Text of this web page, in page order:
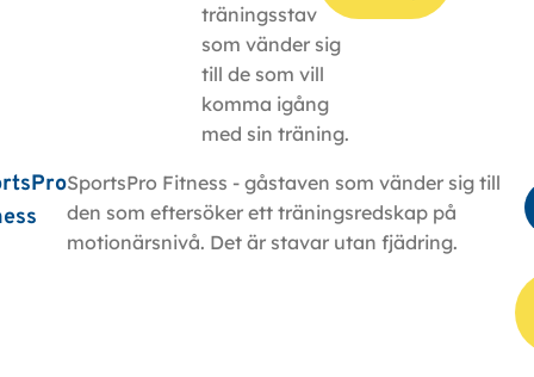
träningsstav
som vänder sig
till de som vill
komma igång
med sin träning.
SportsPro Fitness - gåstaven som vänder sig till
den som eftersöker ett träningsredskap på
motionärsnivå. Det är stavar utan fjädring.